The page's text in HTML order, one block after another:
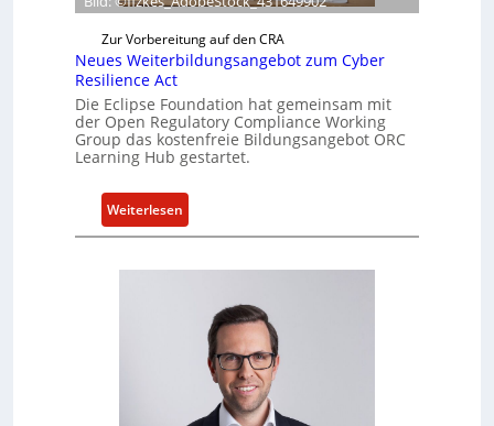
t
k
u
e
l
l
e
Z
a
Zur Vorbereitung auf den CRA
Neues Weiterbildungsangebot zum Cyber
Resilience Act
Die Eclipse Foundation hat gemeinsam mit
der Open Regulatory Compliance Working
Group das kostenfreie Bildungsangebot ORC
Learning Hub gestartet.
Weiterlesen:
N